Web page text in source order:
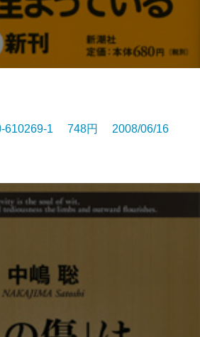
610269-1 748円 2008/06/16